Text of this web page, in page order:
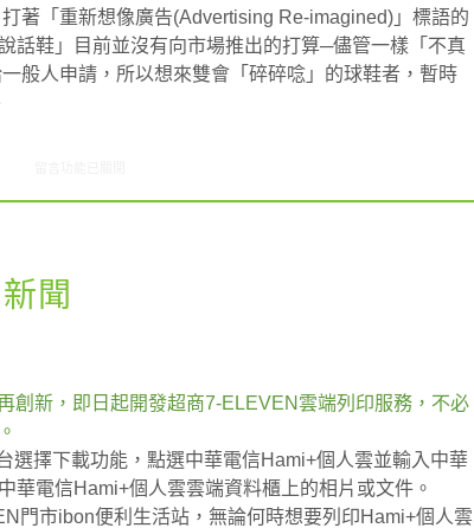
著「重新想像廣告(Advertising Re-imagined)」標語的
話鞋」目前並沒有向市場推出的打算─儘管一樣「不真
般人申請，所以想來雙會「碎碎唸」的球鞋者，暫時
聞
創新，即日起開發超商7-ELEVEN雲端列印服務，不必
擇下載功能，點選中華電信Hami+個人雲並輸入中華
華電信Hami+個人雲雲端資料櫃上的相片或文件。
門市ibon便利生活站，無論何時想要列印Hami+個人雲